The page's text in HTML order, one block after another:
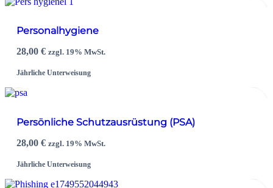
Personalhygiene
28,00€ zzgl. 19% MwSt.
Jährliche Unterweisung
Persönliche Schutzausrüstung (PSA)
28,00€ zzgl. 19% MwSt.
Jährliche Unterweisung